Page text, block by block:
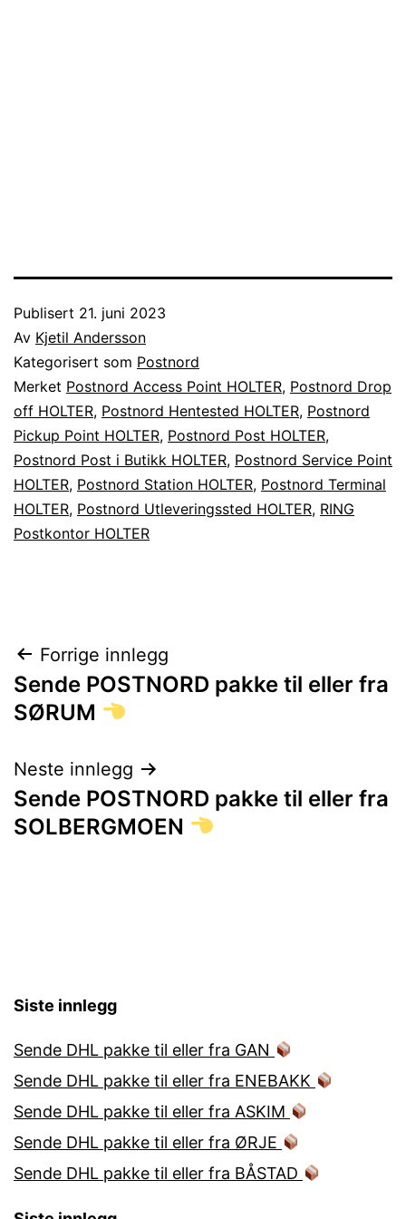
Publisert 21. juni 2023
Av Kjetil Andersson
Kategorisert som Postnord
Merket Postnord Access Point HOLTER, Postnord Drop
off HOLTER, Postnord Hentested HOLTER, Postnord
Pickup Point HOLTER, Postnord Post HOLTER,
Postnord Post i Butikk HOLTER, Postnord Service Point
HOLTER, Postnord Station HOLTER, Postnord Terminal
HOLTER, Postnord Utleveringssted HOLTER, RING
Postkontor HOLTER
Innleggsnavigasjon
Forrige innlegg
Sende POSTNORD pakke til eller fra
SØRUM
Neste innlegg
Sende POSTNORD pakke til eller fra
SOLBERGMOEN
Siste innlegg
Sende DHL pakke til eller fra GAN
Sende DHL pakke til eller fra ENEBAKK
Sende DHL pakke til eller fra ASKIM
Sende DHL pakke til eller fra ØRJE
Sende DHL pakke til eller fra BÅSTAD